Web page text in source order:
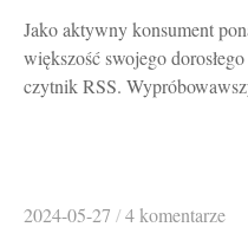
Jako aktywny konsument
większość swojego
czytnik RSS.
2024-05-27 /4 komentarze